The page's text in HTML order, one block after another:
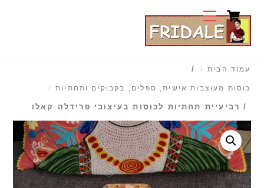
content
MenuCart
עמוד הבית /
כוסות מעוצבות אישית, ספלים, בקבוקים ותחתיות
/ רביעיית תחתיות לכוסות בעיצובי פרידלה קאלו